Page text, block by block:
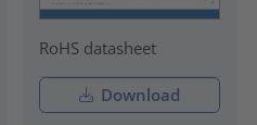
RoHS datasheet
Download